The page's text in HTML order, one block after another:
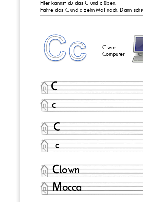
Hier kannst du das C und c üben.
Fahre das C und c zehn Mal nach. Dann
C wie
Computer
c
own
c
occa
1
1